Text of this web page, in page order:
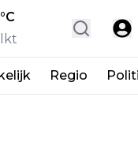
°C
Regio